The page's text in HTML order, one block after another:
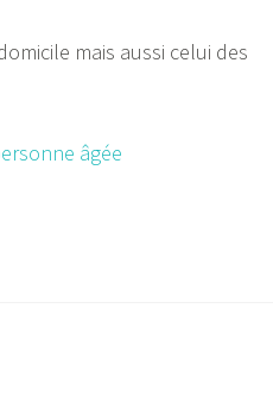
mais aussi celui des
âgée